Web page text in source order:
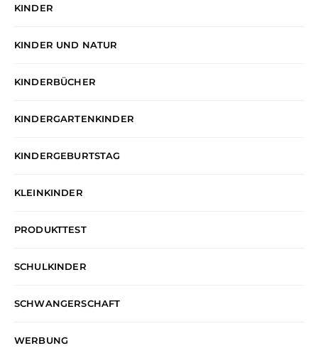
KINDER
KINDER UND NATUR
KINDERBÜCHER
KINDERGARTENKINDER
KINDERGEBURTSTAG
KLEINKINDER
PRODUKTTEST
SCHULKINDER
SCHWANGERSCHAFT
WERBUNG